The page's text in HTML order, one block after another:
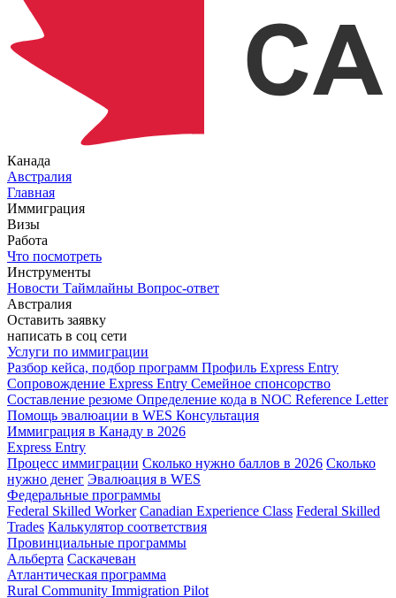
Канада
Австралия
Главная
Иммиграция
Визы
Работа
Что посмотреть
Инструменты
Новости Таймлайны Вопрос-ответ
Австралия
Оставить заявку
написать в соц сети
Услуги по иммиграции
Разбор кейса, подбор программ Профиль Express Entry
Сопровождение Express Entry Семейное спонсорство
Составление резюме Определение кода в NOC Reference Letter
Помощь эвалюации в WES Консультация
Иммиграция в Канаду в 2026
Express Entry
Процесс иммиграции Сколько нужно баллов в 2026 Сколько
нужно денег Эвалюация в WES
Федеральные программы
Federal Skilled Worker Canadian Experience Class Federal Skilled
Trades Калькулятор соответствия
Провинциальные программы
Альберта Саскачеван
Атлантическая программа
Rural Community Immigration Pilot